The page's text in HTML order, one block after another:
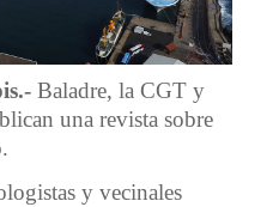
Baladre, la CGT y
una revista sobre
y vecinales